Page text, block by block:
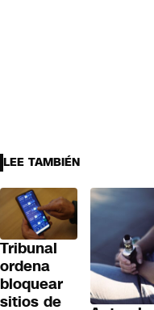
LEE TAMBIÉN
Tribunal
ordena
bloquear
sitios de